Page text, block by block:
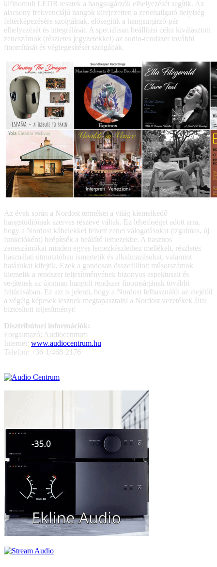
kifinomult LEDR tesztek a hangsugárzók elhelyezését segítik. Az
alacsony frekvenciájú hangok kifejezetten a zenehallgató helyiség
feltérképezésére szolgálnak, elősegítik a hangsugárzó-pár
elhelyezését és integrálását. A speciálisan beállítási célra kiválasztott
zeneszámok (részletes jegyzetekkel) az audio-rendszer további
finomítását és véglegesítését szolgálják.
Az évek során a Nordost termékei a világ kiemelkedő
hangstúdióinak szerves részévé váltak. Ez lehetőséget adott arra,
hogy a Nordost kábelekkel felvett zenei válogatásokat (izgalmas, új
funkcióként) beépítsék a beállító lemezekbe. A hasznos
zeneszámokat minden egyes lemezkészlethez mellékelt, részletes
használati útmutatóban ismertetik és alkalmazásukat, valamint
hatásukat kifejtik. Ezek a gondosan összeállított műsorszámok
kiemelik a rendszer teljesítményének bizonyos aspektusait és
segítenek az újonnan hangolt rendszer finomságának további
feltárásában. Ez azt is jelenti, hogy a Nordost felhasználói az elejétől
a végéig képesek lesznek megtapasztalni a Nordost vezetékek által
biztosított teljesítményt!
Disztribútori információk:
Forgalmazó: Audiocentrum
Internet: www.audiocentrum.hu
Telefon: +36-1/468-2176